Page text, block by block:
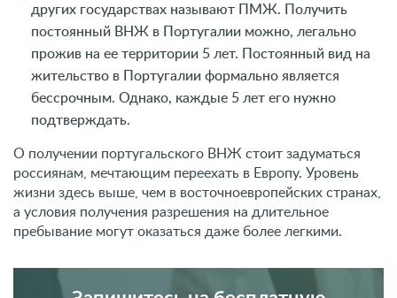
других государствах называют ПМЖ. Получить
постоянный ВНЖ в Португалии можно, легально
прожив на ее территории 5 лет. Постоянный вид на
жительство в Португалии формально является
бессрочным. Однако, каждые 5 лет его нужно
подтверждать.
О получении португальского ВНЖ стоит задуматься
россиянам, мечтающим переехать в Европу. Уровень
жизни здесь выше, чем в восточноевропейских странах,
а условия получения разрешения на длительное
пребывание могут оказаться даже более легкими.